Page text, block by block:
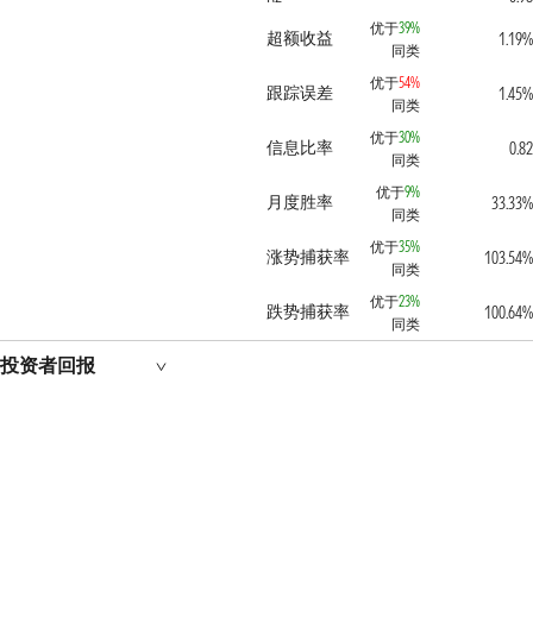
超额收益
优于39%
同类
1.19%
跟踪误差 优于54%
同类
1.45%
信息比率 优于30%
同类
0.82
月度胜率 优于9%
同类
33.33%
涨势捕获率 优于35%
同类
103.54%
跌势捕获率 优于23%
同类
100.64%
投资者回报